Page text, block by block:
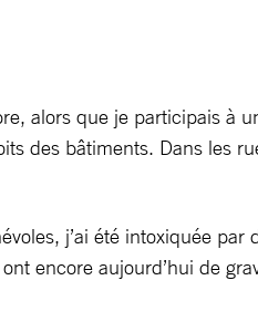
alors que je participais à
des bâtiments. Dans les
j’ai été intoxiquée
encore aujourd’hui de